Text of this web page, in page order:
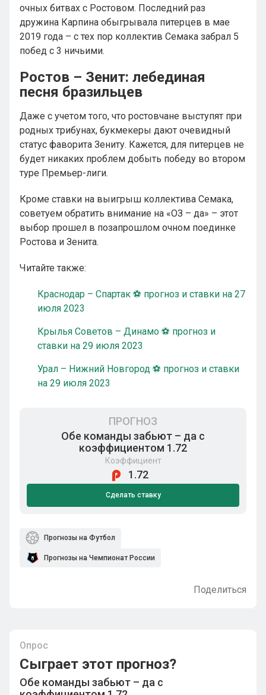
очных битвах с Ростовом. Последний раз
дружина Карпина обыгрывала питерцев в мае
2019 года – с тех пор коллектив Семака забрал 5
побед с 3 ничьими.
Ростов – Зенит: лебединая
песня бразильцев
Даже с учетом того, что ростовчане выступят при
родных трибунах, букмекеры дают очевидный
статус фаворита Зениту. Кажется, для питерцев не
будет никаких проблем добыть победу во втором
туре Премьер-лиги.
Кроме ставки на выигрыш коллектива Семака,
советуем обратить внимание на «ОЗ – да» – этот
выбор прошел в позапрошлом очном поединке
Ростова и Зенита.
Читайте также:
Краснодар – Спартак ⚽ прогноз и ставки на 27
июля 2023
Крылья Советов – Динамо ⚽ прогноз и
ставки на 29 июля 2023
Урал – Нижний Новгород ⚽ прогноз и ставки
на 29 июля 2023
ПРОГНОЗ
Обе команды забьют – да с
коэффициентом 1.72
Коэффициент
1.72
Сделать ставку
Прогнозы на Футбол
Прогнозы на Чемпионат России
Поделиться
Опрос
Сыграет этот прогноз?
Обе команды забьют – да с